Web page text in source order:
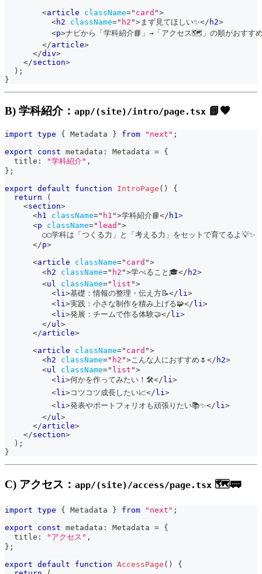
<article className=" card ">
<h2 className=" h2 "> まず見てほしい✨</ h2>
<p>ナビから「学科紹介📘」→「アクセス🗺️」の順がおすす
</article>
</div>
</section>
) ;
}
B) 学科紹介： app/(site)/intro/page.tsx 📘🧡
import type { Metadata } from "next" ;
export
const metadata : Metadata = {
  title
: "学科紹介" ,
} ;
export default function IntroPage ( )
{
return
(
<section>
<h1 className=" h1 ">学科紹介📘</ h1>
<p className=" lead ">
        ◯◯学科は「つくる力」と「考える力」をセットで育てるよ💡✨
</p>
<article className=" card ">
<h2 className=" h2 ">学べること🎓</ h2>
<ul className=" list ">
<li>基礎：情報の整理・伝え方📝</ li>
<li>実践：小さな制作を積み上げる🧩</ li>
<li>発展：チームで作る体験🤝</ li>
</ul>
</article>
<article className=" card ">
<h2 className=" h2 ">こんな人におすすめ🌷 </ h2>
<ul className=" list ">
<li>何かを作ってみたい！🛠️</ li>
<li>コツコツ成長したい📈</ li>
<li>発表やポートフォリオも頑張りたい📚✨</ li>
</ul>
</article>
</section>
) ;
}
C) アクセス： app/(site)/access/page.tsx 🗺️🚃
import type { Metadata } from "next" ;
export
const metadata : Metadata = {
  title
: "アクセス" ,
} ;
export default function AccessPage ( )
{